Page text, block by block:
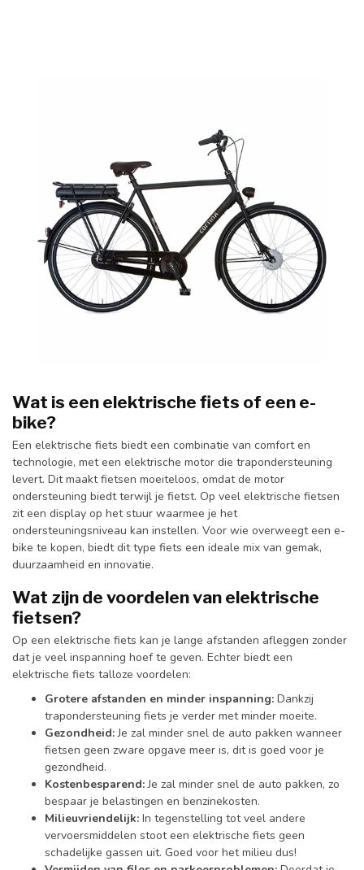
Wat is een elektrische fiets of een e-
bike?
Een elektrische fiets biedt een combinatie van comfort en
technologie, met een elektrische motor die trapondersteuning
levert. Dit maakt fietsen moeiteloos, omdat de motor
ondersteuning biedt terwijl je fietst. Op veel elektrische fietsen
zit een display op het stuur waarmee je het
ondersteuningsniveau kan instellen. Voor wie overweegt een e-
bike te kopen, biedt dit type fiets een ideale mix van gemak,
duurzaamheid en innovatie.
Wat zijn de voordelen van elektrische
fietsen?
Op een elektrische fiets kan je lange afstanden afleggen zonder
dat je veel inspanning hoef te geven. Echter biedt een
elektrische fiets talloze voordelen:
Grotere afstanden en minder inspanning: Dankzij
trapondersteuning fiets je verder met minder moeite.
Gezondheid:Je zal minder snel de auto pakken wanneer
fietsen geen zware opgave meer is, dit is goed voor je
gezondheid.
Kostenbesparend:Je zal minder snel de auto pakken, zo
bespaar je belastingen en benzinekosten.
Milieuvriendelijk: In tegenstelling tot veel andere
vervoersmiddelen stoot een elektrische fiets geen
schadelijke gassen uit. Goed voor het milieu dus!